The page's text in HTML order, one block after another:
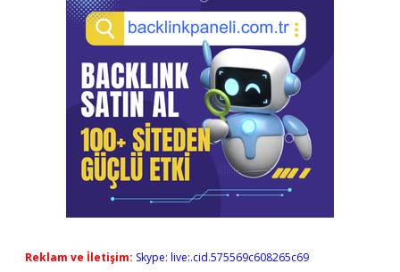
Reklam ve İletişim: Skype: live:.cid.575569c608265c69